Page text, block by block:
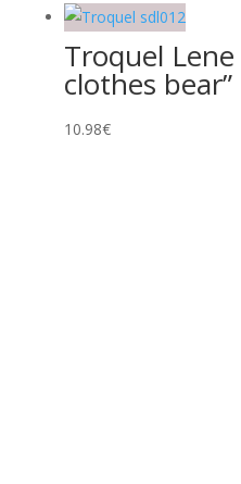
Troquel
clothes bear”
10.98€